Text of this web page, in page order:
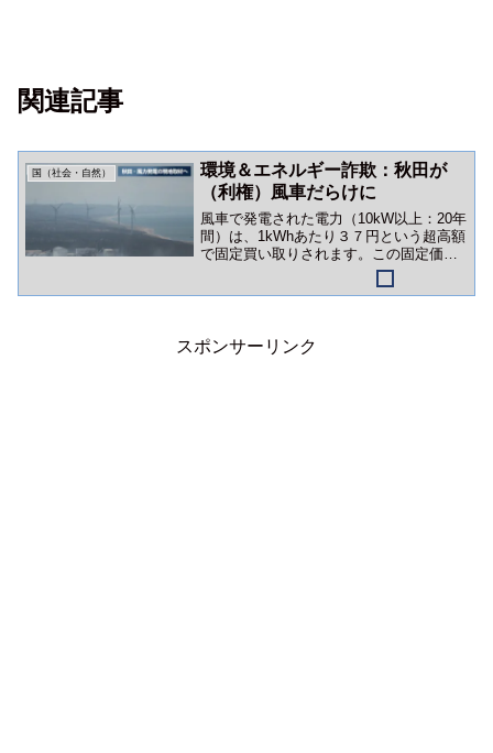
関連記事
国（社会・自然）
環境＆エネルギー詐欺：秋田が
（利権）風車だらけに
風車で発電された電力（10kW以上：20年
間）は、1kWhあたり３７円という超高額
で固定買い取りされます。この固定価格
買取制度（FIT）があるおかげで、風力発
電は利権化。もちろん私たちが負担する
スポンサーリンク